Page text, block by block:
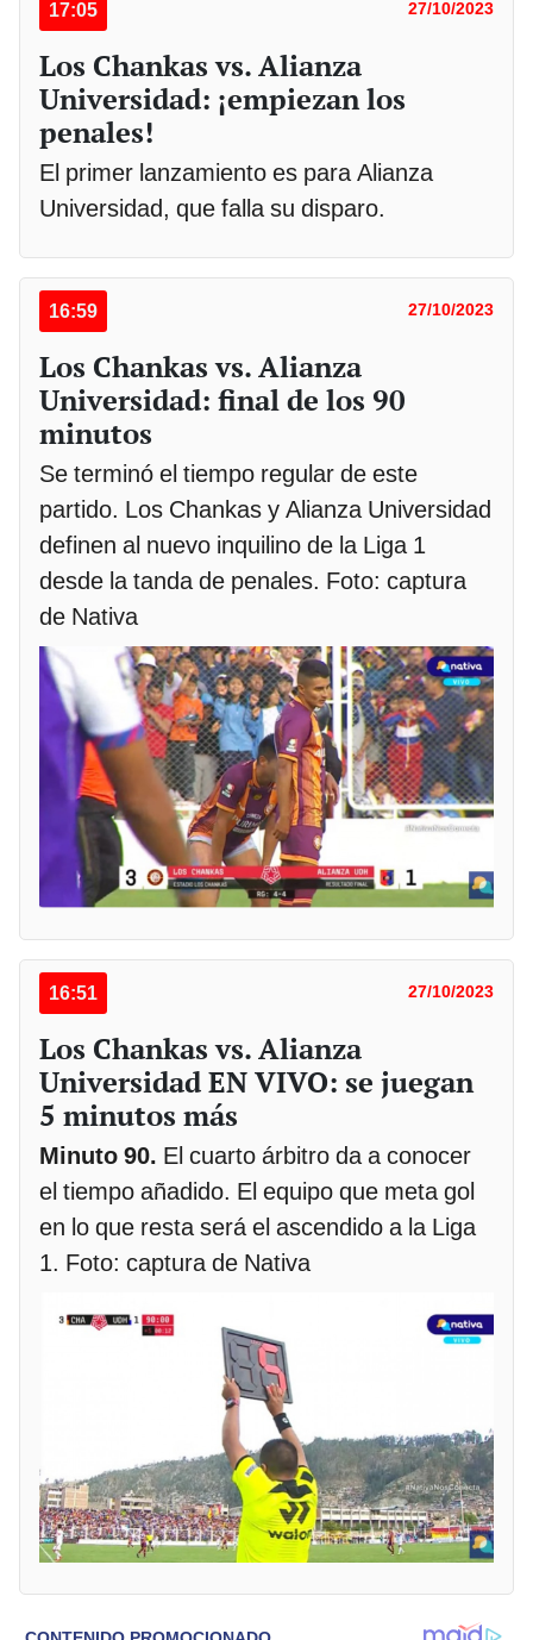
17:05 27/10/2023
Los Chankas vs. Alianza
Universidad: ¡empiezan los
penales!
El primer lanzamiento es para Alianza
Universidad, que falla su disparo.
16:59 27/10/2023
Los Chankas vs. Alianza
Universidad: final de los 90
minutos
Se terminó el tiempo regular de este
partido. Los Chankas y Alianza Universidad
definen al nuevo inquilino de la Liga 1
desde la tanda de penales. Foto: captura
de Nativa
16:51 27/10/2023
Los Chankas vs. Alianza
Universidad EN VIVO: se juegan
5 minutos más
Minuto 90. El cuarto árbitro da a conocer
el tiempo añadido. El equipo que meta gol
en lo que resta será el ascendido a la Liga
1. Foto: captura de Nativa